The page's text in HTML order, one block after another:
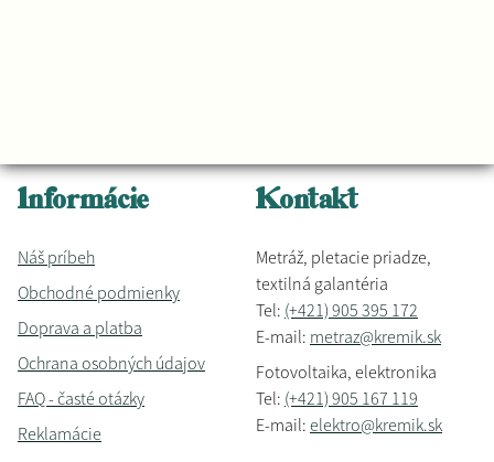
Informácie
Náš príbeh
Obchodné podmienky
Doprava a platba
Ochrana osobných údajov
FAQ - časté otázky
Reklamácie
Kontakt
Metráž, pletacie priadze,
textilná galantéria
Tel: (+421) 905 395 172
E-mail: metraz@kremik.sk
Fotovoltaika, elektronika
Tel: (+421) 905 167 119
E-mail: elektro@kremik.sk